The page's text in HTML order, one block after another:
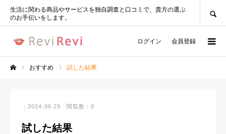
生活に関わる商品やサービスを独自調査と口コミで、貴方の選ぶ
のお手伝いをします。
ログイン 会員登録
おすすめ 試した結果
2024.06.29 閲覧数：0
試した結果